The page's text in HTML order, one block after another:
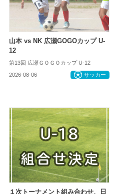
山本 vs NK 広瀬GOGOカップ U-
12
第13回 広瀬ＧＯＧＯカップ U-12
2026-08-06 サッカー
１次トーナメント組み合わせ、日